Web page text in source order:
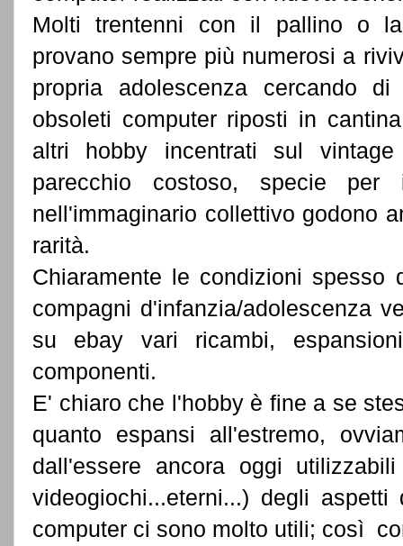
Molti trentenni con il pallino o
provano sempre più numerosi a
propria adolescenza cercando
obsoleti computer riposti in
altri hobby incentrati sul vintage
parecchio costoso, specie
nell'immaginario collettivo godono
rarità.
Chiaramente le condizioni
compagni d'infanzia/adolescenza
su ebay vari ricambi,
componenti.
E' chiaro che l'hobby è fine a se
quanto espansi all'estremo,
dall'essere ancora oggi
videogiochi...eterni...) degli
computer ci sono molto utili; così